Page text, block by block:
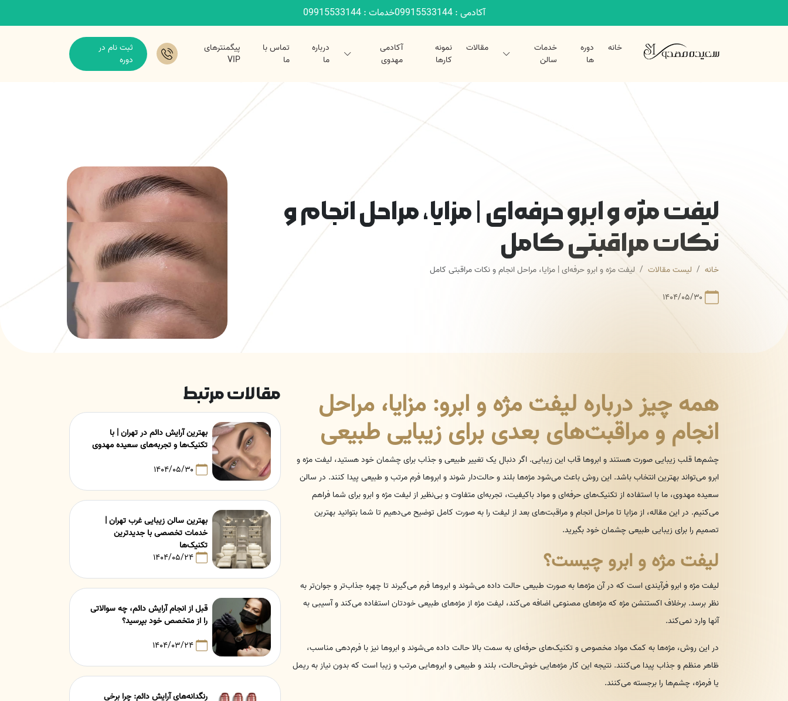
آکادمی : 09915533144 خدمات : 09915533144
خانه
دوره
ها
خدمات
سالن
مقالات
نمونه
کارها
آکادمی
مهدوی
درباره
ما
تماس با
ما
پیگمنترهای
VIP
ثبت نام در
دوره
لیفت مژه و ابرو حرفه‌ای | مزایا، مراحل انجام و
نکات مراقبتی کامل
خانه لیست مقالات لیفت مژه و ابرو حرفه‌ای | مزایا، مراحل انجام و نکات مراقبتی کامل
۱۴۰۴/۰۵/۳۰
همه چیز درباره لیفت مژه و ابرو: مزایا، مراحل
انجام و مراقبت‌های بعدی برای زیبایی طبیعی
چشم‌ها قلب زیبایی صورت هستند و ابروها قاب این زیبایی. اگر دنبال یک تغییر طبیعی و جذاب برای چشمان خود هستید، لیفت مژه و
ابرو می‌تواند بهترین انتخاب باشد. این روش باعث می‌شود مژه‌ها بلند و حالت‌دار شوند و ابروها فرم مرتب و طبیعی پیدا کنند. در سالن
سعیده مهدوی، ما با استفاده از تکنیک‌های حرفه‌ای و مواد باکیفیت، تجربه‌ای متفاوت و بی‌نظیر از لیفت مژه و ابرو برای شما فراهم
می‌کنیم. در این مقاله، از مزایا تا مراحل انجام و مراقبت‌های بعد از لیفت را به صورت کامل توضیح می‌دهیم تا شما بتوانید بهترین
تصمیم را برای زیبایی طبیعی چشمان خود بگیرید.
لیفت مژه و ابرو چیست؟
لیفت مژه و ابرو فرآیندی است که در آن مژه‌ها به صورت طبیعی حالت داده می‌شوند و ابروها فرم می‌گیرند تا چهره جذاب‌تر و جوان‌تر به
نظر برسد. برخلاف اکستنشن مژه که مژه‌های مصنوعی اضافه می‌کند، لیفت مژه از مژه‌های طبیعی خودتان استفاده می‌کند و آسیبی به
آنها وارد نمی‌کند.
در این روش، مژه‌ها به کمک مواد مخصوص و تکنیک‌های حرفه‌ای به سمت بالا حالت داده می‌شوند و ابروها نیز با فرم‌دهی مناسب،
ظاهر منظم و جذاب پیدا می‌کنند. نتیجه این کار مژه‌هایی خوش‌حالت، بلند و طبیعی و ابروهایی مرتب و زیبا است که بدون نیاز به ریمل
یا فرمژه، چشم‌ها را برجسته می‌کنند.
مقالات مرتبط
بهترین آرایش دائم در تهران | با
تکنیک‌ها و تجربه‌های سعیده مهدوی
۱۴۰۴/۰۵/۳۰
بهترین سالن زیبایی غرب تهران |
خدمات تخصصی با جدیدترین
تکنیک‌ها
۱۴۰۴/۰۵/۲۴
قبل از انجام آرایش دائم، چه سوالاتی
را از متخصص خود بپرسید؟
۱۴۰۴/۰۳/۲۴
رنگدانه‌های آرایش دائم: چرا برخی